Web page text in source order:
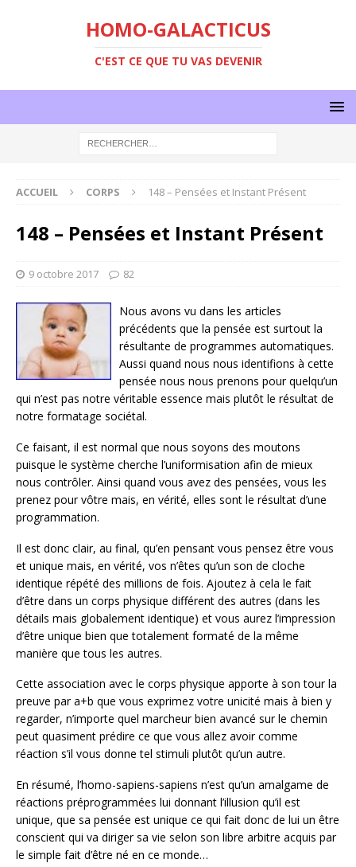
HOMO-GALACTICUS
C'EST CE QUE TU VAS DEVENIR
ACCUEIL CORPS 148 – Pensées et Instant Présent
148 – Pensées et Instant Présent
9 octobre 2017 82
Nous avons vu dans les articles
précédents que la pensée est surtout la
résultante de programmes automatiques.
Aussi quand nous nous identifions à cette
pensée nous nous prenons pour quelqu’un
qui n’est pas notre véritable essence mais plutôt le résultat de
notre formatage sociétal.
Ce faisant, il est normal que nous soyons des moutons
puisque le système cherche l’uniformisation afin de mieux
nous contrôler. Ainsi quand vous avez des pensées, vous les
prenez pour vôtre mais, en vérité, elles sont le résultat d’une
programmation.
Il est donc clair, au final, qu’en pensant vous pensez être vous
et unique mais, en vérité, vos n’êtes qu’un son de cloche
identique répété des millions de fois. Ajoutez à cela le fait
d’être dans un corps physique différent des autres (dans les
détails mais globalement identique) et vous aurez l’impression
d’être unique bien que totalement formaté de la même
manière que tous les autres.
Cette association avec le corps physique apporte à son tour la
preuve par a+b que vous exprimez votre unicité mais à bien y
regarder, n’importe quel marcheur bien avancé sur le chemin
peut quasiment prédire ce que vous allez avoir comme
réaction s’il vous donne tel stimuli plutôt qu’un autre.
En résumé, l’homo-sapiens-sapiens n’est qu’un amalgame de
réactions préprogrammées lui donnant l’illusion qu’il est
unique, que sa pensée est unique ce qui fait donc de lui un être
conscient qui va diriger sa vie selon son libre arbitre acquis par
le simple fait d’être né en ce monde…